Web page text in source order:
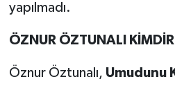
yapılmadı.
ÖZNUR ÖZTUNALI
Öznur Öztunalı, Umudunu